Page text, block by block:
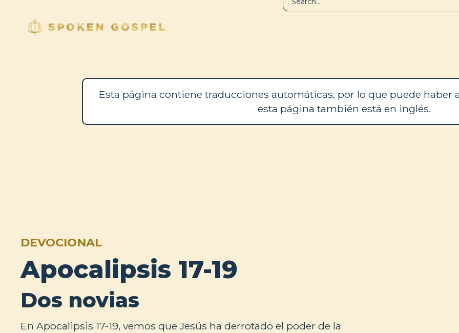
Esta página contiene traducciones automáticas, por lo que puede haber
esta página también está en inglés.
DEVOCIONAL
Apocalipsis 17-19
Dos novias
En Apocalipsis 17-19, vemos que Jesús ha derrotado el poder de la